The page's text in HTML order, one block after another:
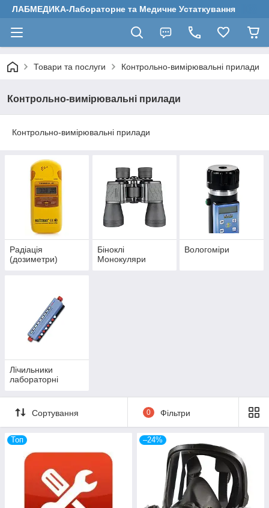
ЛАБМЕДИКА-Лабораторне та Медичне Устаткування
Товари та послуги Контрольно-вимірювальні прилади
Контрольно-вимірювальні прилади
Контрольно-вимірювальні прилади
Радіація
(дозиметри)
Біноклі
Монокуляри
Вологоміри
Лічильники
лабораторні
Сортування 0 Фільтри
Топ –24%